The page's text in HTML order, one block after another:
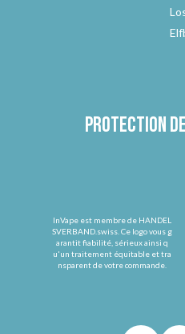
Protection
InVape est membre de HANDEL
SVERBAND.swiss. Ce logo vous g
arantit fiabilité, sérieux ainsi q
u'un traitement équitable et tra
nsparent de votre commande.